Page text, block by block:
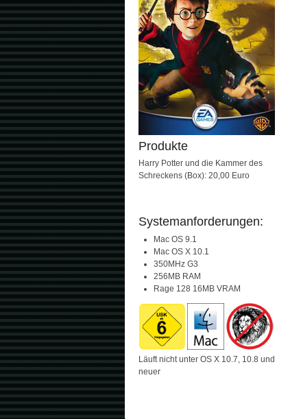
Produkte
Harry Potter und die Kammer des
Schreckens (Box): 20,00 Euro
Systemanforderungen:
Mac OS 9.1
Mac OS X 10.1
350MHz G3
256MB RAM
Rage 128 16MB VRAM
Läuft nicht unter OS X 10.7, 10.8 und
neuer